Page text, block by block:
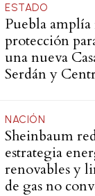
ESTADO
Puebla amplía
protección
una nueva
Serdán y
NACIÓN
Sheinbaum
estrategia
renovables y
de gas no